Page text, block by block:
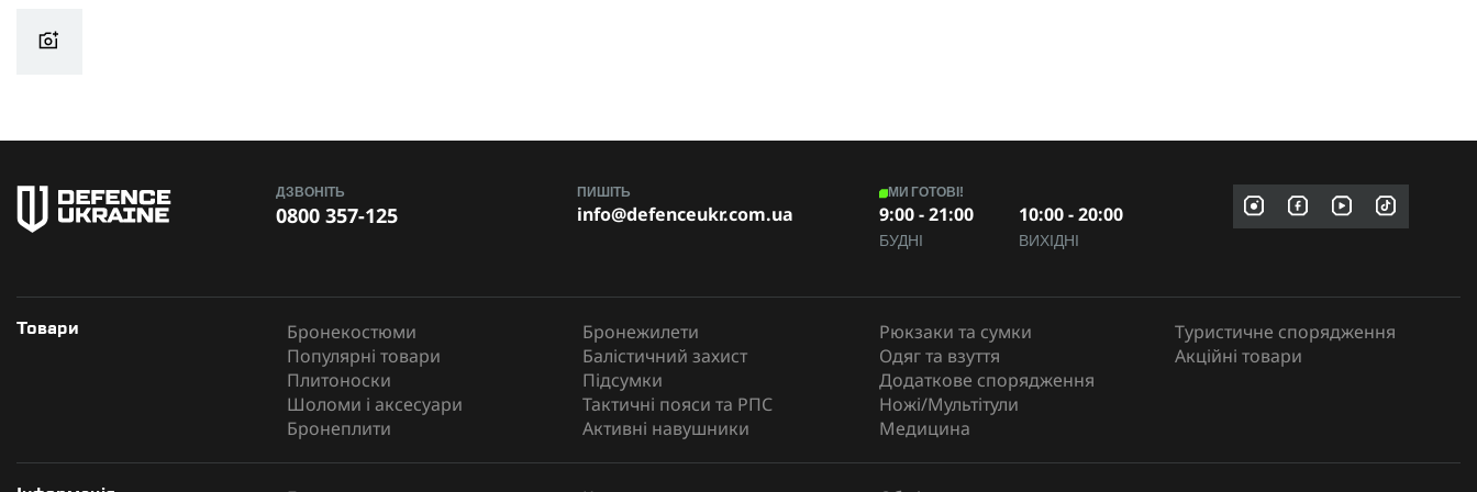
ДЗВОНІТЬ
0800 357-125
ПИШІТЬ
info@defenceukr.com.ua
МИ ГОТОВІ!
9:00 - 21:00
БУДНІ
10:00 - 20:00
ВИХІДНІ
Товари
Бронекостюми
Популярні товари
Плитоноски
Шоломи і аксесуари
Бронеплити
Бронежилети
Балістичний захист
Підсумки
Тактичні пояси та РПС
Активні навушники
Рюкзаки та сумки
Одяг та взуття
Додаткове спорядження
Ножі/Мультітули
Медицина
Туристичне спорядження
Акційні товари